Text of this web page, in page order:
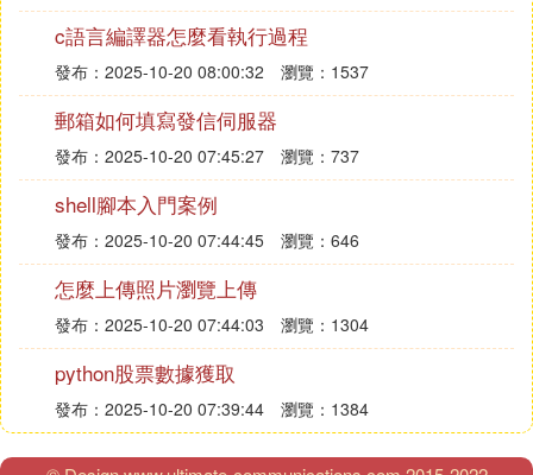
c語言編譯器怎麼看執行過程
發布：2025-10-20 08:00:32 瀏覽：1537
郵箱如何填寫發信伺服器
發布：2025-10-20 07:45:27 瀏覽：737
shell腳本入門案例
發布：2025-10-20 07:44:45 瀏覽：646
怎麼上傳照片瀏覽上傳
發布：2025-10-20 07:44:03 瀏覽：1304
python股票數據獲取
發布：2025-10-20 07:39:44 瀏覽：1384